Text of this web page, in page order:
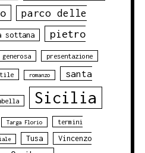
parco delle
sottana
pietro
presentazione
romanzo santa
Sicilia
Targa Florio termini
Tusa
Vincenzo